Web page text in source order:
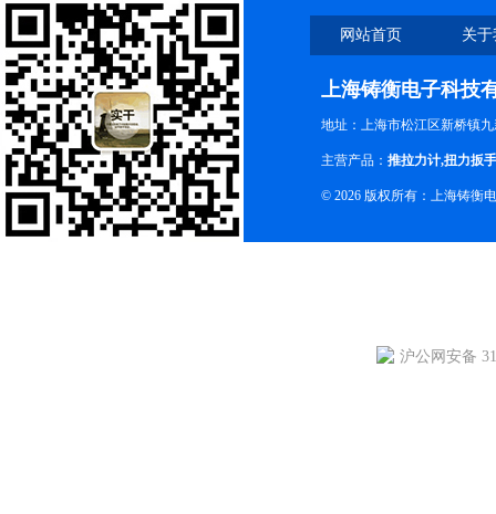
网站首页 关
上海铸衡电子科技
地址：上海市松江区新桥镇
主营产品： 推拉力计,扭力扳手
© 2026 版权所有：上海铸衡
沪公网安备